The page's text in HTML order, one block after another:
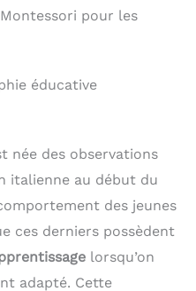
pour les
éducative
née des observations
italienne au début du
des jeunes
ces derniers possèdent
lorsqu’on
adapté. Cette